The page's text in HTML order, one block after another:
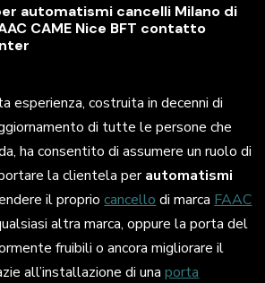
automatismi cancelli Milano di
CAME Nice BFT contatto
esperienza, costruita in decenni di
di tutte le persone che
ha consentito di assumere un ruolo di
la clientela perautomatismi
il propriocancello di marca FAAC
altra marca, oppure la porta del
fruibili o ancora migliorare il
all’installazione di unaporta